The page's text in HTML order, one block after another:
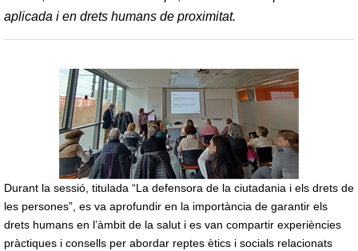
aplicada i en drets humans de proximitat.
Durant la sessió, titulada “La defensora de la ciutadania i els drets de
les persones”, es va aprofundir en la importància de garantir els
drets humans en l’àmbit de la salut i es van compartir experiències
pràctiques i consells per abordar reptes ètics i socials relacionats